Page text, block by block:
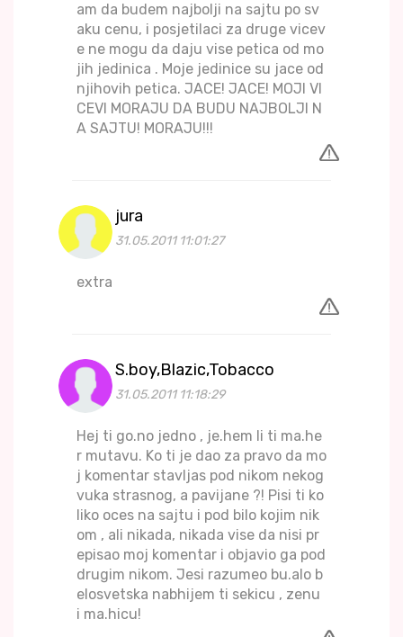
am da budem najbolji na sajtu po sv
aku cenu, i posjetilaci za druge vicev
e ne mogu da daju vise petica od mo
jih jedinica . Moje jedinice su jace od
njihovih petica. JACE! JACE! MOJI VI
CEVI MORAJU DA BUDU NAJBOLJI N
A SAJTU! MORAJU!!!
jura
31.05.2011 11:01:27
extra
S.boy,Blazic,Tobacco
31.05.2011 11:18:29
Hej ti go.no jedno , je.hem li ti ma.he
r mutavu. Ko ti je dao za pravo da mo
j komentar stavljas pod nikom nekog
vuka strasnog, a pavijane ?! Pisi ti ko
liko oces na sajtu i pod bilo kojim nik
om , ali nikada, nikada vise da nisi pr
episao moj komentar i objavio ga pod
drugim nikom. Jesi razumeo bu.alo b
elosvetska nabhijem ti sekicu , zenu
i ma.hicu!